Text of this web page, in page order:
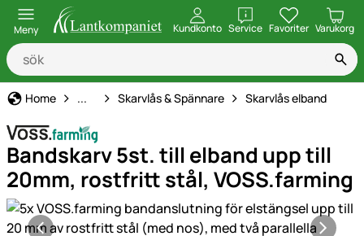
Meny Kundkonto ServiceöppnaFavoriter Varukorg
Home Elstängsel
... Skarvlås & Spännare Skarvlås elband
Bandskarv 5st. till elband upp till
20mm, rostfritt stål, VOSS.farming
Produktgaleri